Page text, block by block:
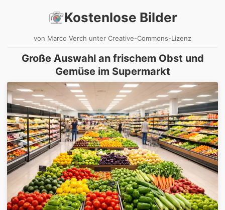
Kostenlose Bilder
von Marco Verch unter Creative-Commons-Lizenz
Große Auswahl an frischem Obst und
Gemüse im Supermarkt